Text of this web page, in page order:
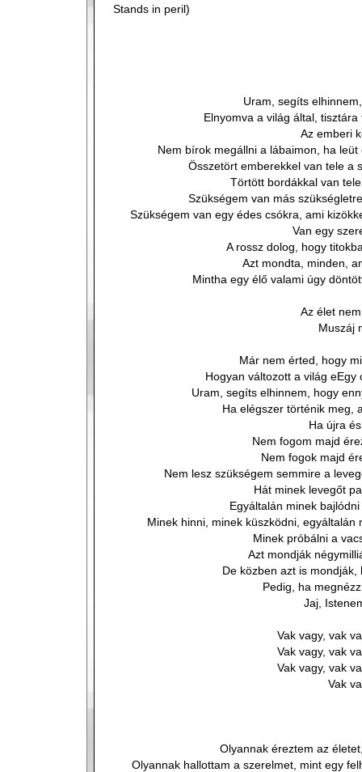
Stands in peril)
Uram, segíts
Elnyomva a világ által,
Az emberi
Nem bírok megállni a lábaimon, ha
Összetört emberekkel van tele a
Törtött bordákkal van
Szükségem van más
Szükségem van egy édes csókra, ami
Van egy
A rossz dolog, hogy
Azt mondta, minden,
Mintha egy élő valami úgy
Az élet
Muszáj
Már nem érted, hogy
Hogyan változott a világ
Uram, segíts elhinnem, hogy
Ha elégszer történik meg,
Ha újra
Nem fogom majd
Nem fogok majd
Nem lesz szükségem semmire a
Hát minek levegőt
Egyáltalán minek
Minek hinni, minek küszködni, egyáltalán
Minek próbálni a
Azt mondják
De közben azt is
Pedig, ha
Jaj,
Vak vagy, vak
Vak vagy, vak
Vak vagy, vak
Vak
Olyannak éreztem az
Olyannak hallottam a szerelmet, mint egy